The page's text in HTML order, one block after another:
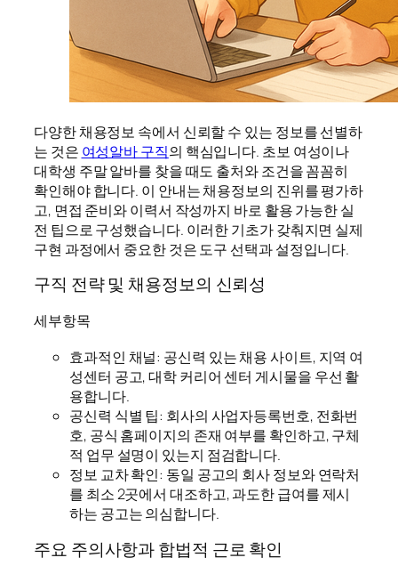
다양한 채용정보 속에서 신뢰할 수 있는 정보를 선별하
는 것은 여성알바 구직의 핵심입니다. 초보 여성이나
대학생 주말 알바를 찾을 때도 출처와 조건을 꼼꼼히
확인해야 합니다. 이 안내는 채용정보의 진위를 평가하
고, 면접 준비와 이력서 작성까지 바로 활용 가능한 실
전 팁으로 구성했습니다. 이러한 기초가 갖춰지면 실제
구현 과정에서 중요한 것은 도구 선택과 설정입니다.
구직 전략 및 채용정보의 신뢰성
세부항목
효과적인 채널: 공신력 있는 채용 사이트, 지역 여
성센터 공고, 대학 커리어 센터 게시물을 우선 활
용합니다.
공신력 식별 팁: 회사의 사업자등록번호, 전화번
호, 공식 홈페이지의 존재 여부를 확인하고, 구체
적 업무 설명이 있는지 점검합니다.
정보 교차 확인: 동일 공고의 회사 정보와 연락처
를 최소 2곳에서 대조하고, 과도한 급여를 제시
하는 공고는 의심합니다.
주요 주의사항과 합법적 근로 확인